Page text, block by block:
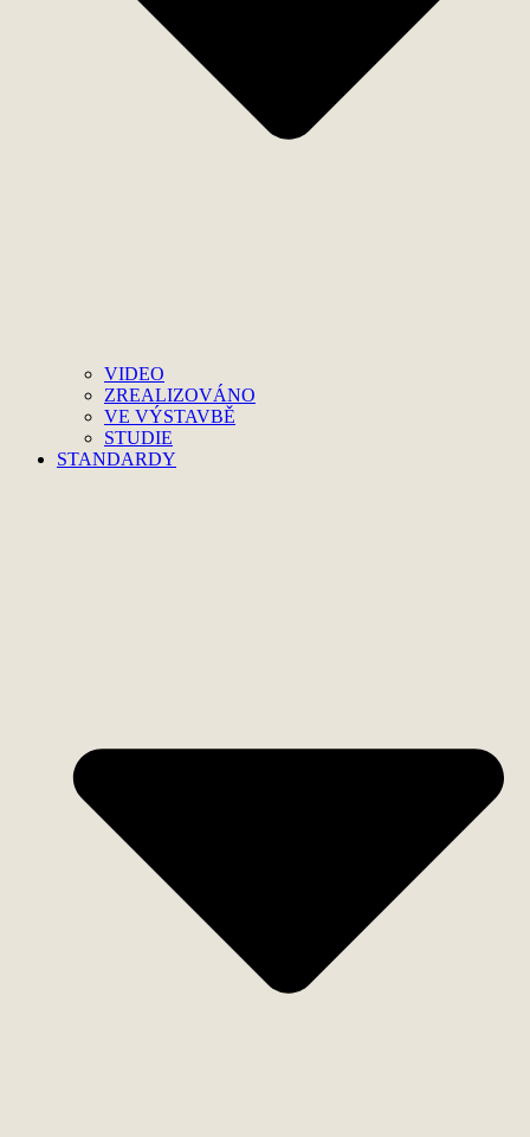
VIDEO
ZREALIZOVÁNO
VE VÝSTAVBĚ
STUDIE
STANDARDY